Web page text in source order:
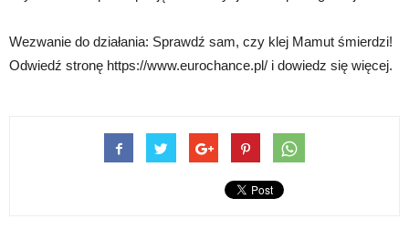
Wezwanie do działania: Sprawdź sam, czy klej Mamut śmierdzi!
Odwiedź stronę https://www.eurochance.pl/ i dowiedz się więcej.